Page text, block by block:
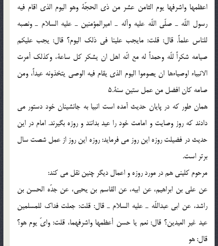
اعظمها واشرفها يوم الثامن عشر من ذى الحجّة وهو اليوم الذى اقام فيه
رسول اللّه ـ صلّى اللّه عليه وآله ـ اميرالمؤمنين ـ عليه السلام ـ ونصبه
للناس علماً. قال: قلت: مايجب علينا فى ذلك اليوم؟ قال: يجب عليكم
صيامه شكراً للّه وحمداً له مع انّه اهل ان يشكر كل ساعة، وكذلك أمرت
الانبياء اوصياءها ان يصوموا اليوم الذى يقام فيه الوصى يتخذونه عيداً، ومن
صامه كان افضل من عمل ستين سنة.5
همان طور كه در پايان حديث آمده است انبيا به جانشينان خود دستور مى
دادند كه روز وصايت و امامت خود را عيد بدانند و روزه بگيرند. امام در اين
حديث در فضيلت روزه اين روز مى فرمايد: روزه اين روز از عمل شصت سال
برتر است.
مرحوم كلينى هم در مورد روزه و اعمال ديگر چنين نقل مى كند:
عن على بن ابراهيم، عن ابيه، عن القاسم بن يحيى، عن جدّه الحسن بن
راشد، عن ابى عبداللّه ـ عليه السلام ـ قال: قلت: جعلت فداك للمسلمين
عيد غير العيدين؟ قال: نعم يا حسن أعظمها واشرفهما، قلت: واىّ يوم هو؟
قال: هو